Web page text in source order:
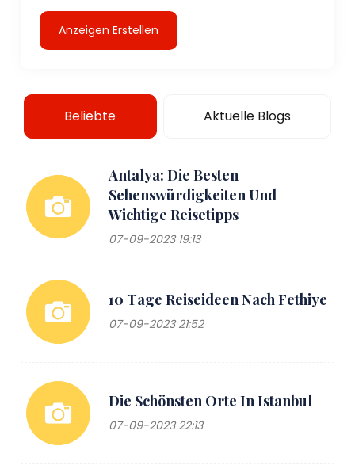
Anzeigen Erstellen
Beliebte Aktuelle Blogs
Antalya: Die Besten
Sehenswürdigkeiten Und
Wichtige Reisetipps
07-09-2023 19:13
10 Tage Reiseideen Nach Fethiye
07-09-2023 21:52
Die Schönsten Orte In Istanbul
07-09-2023 22:13